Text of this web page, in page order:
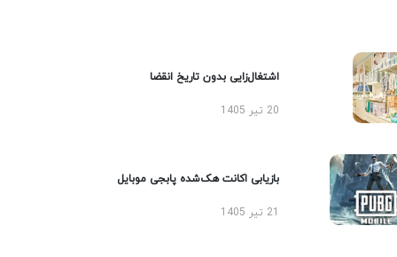
اشتغال‌زایی بدون تاریخ انقضا
20 تیر 1405
بازیابی اکانت هک‌شده پابجی موبایل